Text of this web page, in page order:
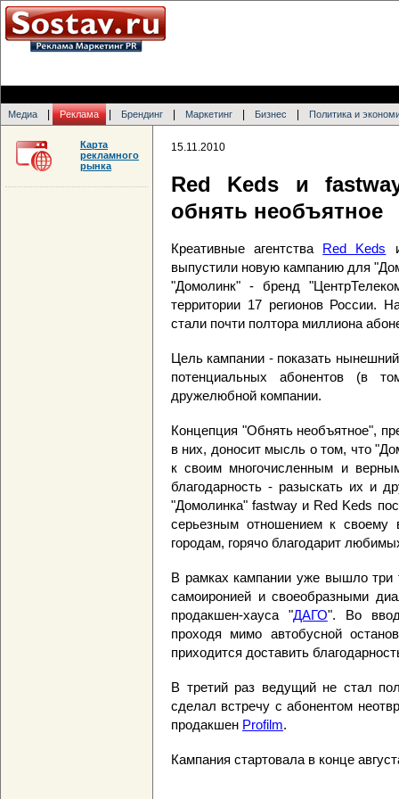
Медиа Реклама Брендинг Маркетинг Бизнес Политика и
15.11.2010
Red Keds и
обнять необъятное
Креативные агентства Red Keds
выпустили новую кампанию для
"Домолинк" - бренд
территории 17 регионов России.
стали почти полтора миллиона
Цель кампании - показать
потенциальных абонентов (в
дружелюбной компании.
Концепция "Обнять необъятное",
в них, доносит мысль о том, что
к своим многочисленным и
благодарность - разыскать их и
"Домолинка" fastway и Red Keds
серьезным отношением к своему
городам, горячо благодарит
В рамках кампании уже вышло
самоиронией и своеобразными
продакшен-хауса "ДАГО". Во
проходя мимо автобусной
приходится доставить
В третий раз ведущий не стал
сделал встречу с абонентом
продакшен Profilm.
Кампания стартовала в конце
Карта
рекламного
рынка